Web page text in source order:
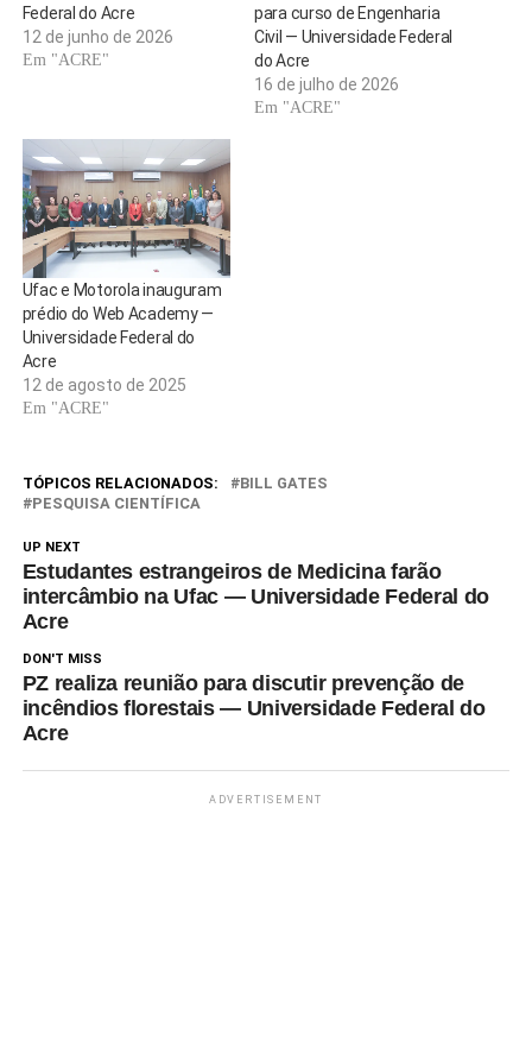
Federal do Acre
12 de junho de 2026
Em "ACRE"
para curso de Engenharia
Civil — Universidade Federal
do Acre
16 de julho de 2026
Em "ACRE"
Ufac e Motorola inauguram
prédio do Web Academy —
Universidade Federal do
Acre
12 de agosto de 2025
Em "ACRE"
TÓPICOS RELACIONADOS:
BILL GATES
PESQUISA CIENTÍFICA
UP NEXT
Estudantes estrangeiros de Medicina farão
intercâmbio na Ufac — Universidade Federal do
Acre
DON'T MISS
PZ realiza reunião para discutir prevenção de
incêndios florestais — Universidade Federal do
Acre
ADVERTISEMENT